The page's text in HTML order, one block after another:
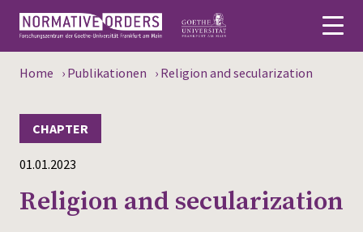
About
News
Persons
Home › Publikationen › Religion and secularization
01.01.2023
CHAPTER
Religion and secularization